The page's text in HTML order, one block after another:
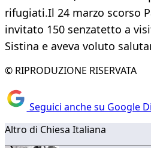
rifugiati.Il 24 marzo scorso
invitato 150 senzatetto a
Sistina e aveva voluto
© RIPRODUZIONE RISERVATA
Seguici anche su Google
Altro di Chiesa Italiana